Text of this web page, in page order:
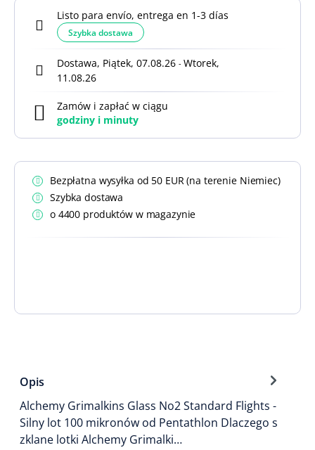
Opis
Alchemy Grimalkins Glass No2 Standard Flights -
Silny lot 100 mikronów od Pentathlon Dlaczego s
zklane lotki Alchemy Grimalki…
Listo para envío, entrega en 1-3 días
Szybka dostawa
Dostawa, Piątek, 07.08.26 - Wtorek,
11.08.26
Zamów i zapłać w ciągu
godziny i minuty
Bezpłatna wysyłka od 50 EUR (na terenie Niemiec)
Szybka dostawa
o 4400 produktów w magazynie